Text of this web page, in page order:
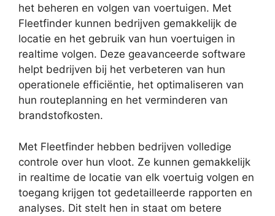
het beheren en volgen van voertuigen. Met
Fleetfinder kunnen bedrijven gemakkelijk de
locatie en het gebruik van hun voertuigen in
realtime volgen. Deze geavanceerde software
helpt bedrijven bij het verbeteren van hun
operationele efficiëntie, het optimaliseren van
hun routeplanning en het verminderen van
brandstofkosten.
Met Fleetfinder hebben bedrijven volledige
controle over hun vloot. Ze kunnen gemakkelijk
in realtime de locatie van elk voertuig volgen en
toegang krijgen tot gedetailleerde rapporten en
analyses. Dit stelt hen in staat om betere